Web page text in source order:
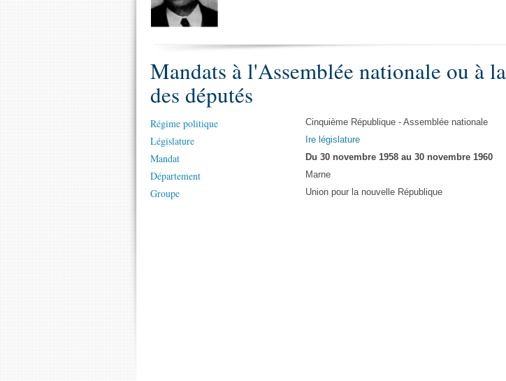
Mandats à l'Assemblée nationale ou à
des députés
Régime politique Cinquième République - Assemblée nationale
Législature Ire législature
Mandat Du 30 novembre 1958 au 30 novembre 1960
Département Marne
Groupe Union pour la nouvelle République